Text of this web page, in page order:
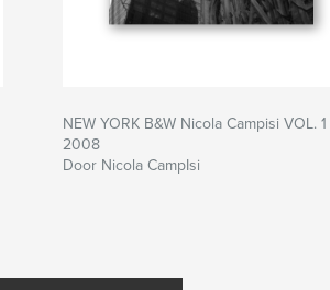
NEW YORK B&W Nicola Campisi VOL. 1
2008
Door Nicola CampIsi